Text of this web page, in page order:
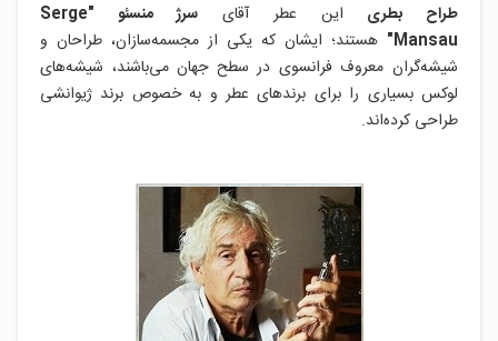
طراح بطری این عطر آقای
سرژ منسئو "Serge
Mansau"
هستند؛ ایشان که یکی از مجسمه‌سازان، طراحان و
شیشه‌گران معروف فرانسوی در سطح جهان می‌باشند، شیشه‌های
لوکس بسیاری را برای برندهای عطر و به خصوص برند ژیوانشی
طراحی کرده‌اند.